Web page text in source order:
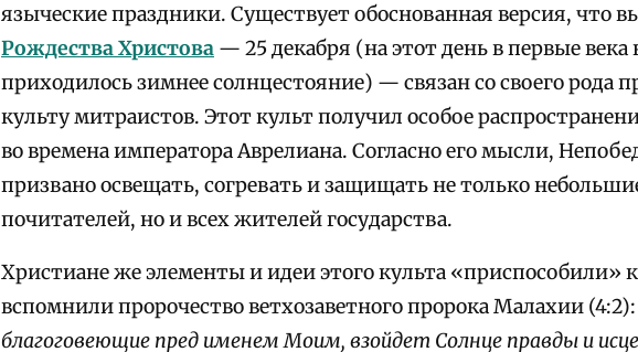
языческие праздники. Существует обоснованная версия, что
Рождества Христова — 25 декабря (на этот день в первые
приходилось зимнее солнцестояние) — связан со своего рода
культу митраистов. Этот культ получил особое
во времена императора Аврелиана. Согласно его мысли,
призвано освещать, согревать и защищать не только
почитателей, но и всех жителей государства.
Христиане же элементы и идеи этого культа «приспособили»
вспомнили пророчество ветхозаветного пророка Малахии (4:2):
благоговеющие пред именем Моим, взойдет Солнце правды и